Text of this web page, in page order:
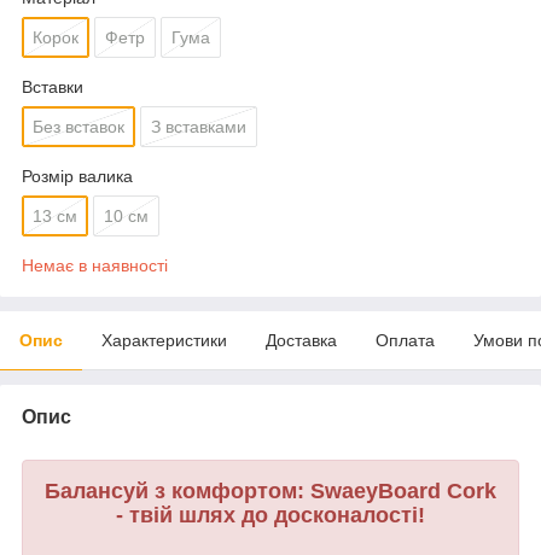
Корок Фетр Гума
Вставки
Без вставок З вставками
Розмір валика
13 см 10 см
Немає в наявності
Опис Характеристики Доставка Оплата Умови
Опис
Балансуй з комфортом: SwaeyBoard Cork
- твій шлях до досконалості!